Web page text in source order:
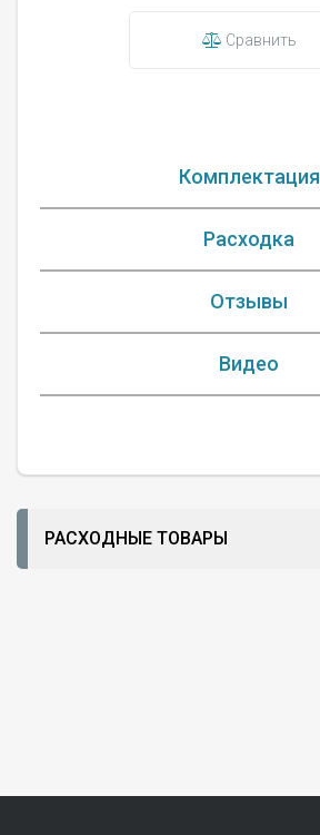
Сравнить
Комплектация
Расходка
Отзывы
Видео
РАСХОДНЫЕ ТОВАРЫ